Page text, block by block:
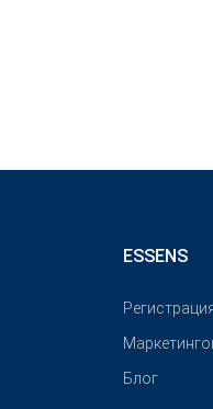
ESSENS
Блог